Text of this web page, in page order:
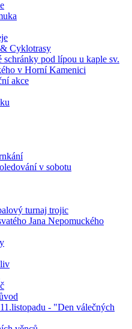
Cyklotrasy
schránky pod lípou u kaple sv.
v Horní Kamenici
akce
v sobotu
turnaj trojic
Jana Nepomuckého
- "Den válečných